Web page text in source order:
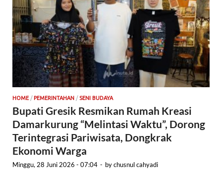
HOME / PEMERINTAHAN / SENI BUDAYA
Bupati Gresik Resmikan Rumah Kreasi
Damarkurung “Melintasi Waktu”, Dorong
Terintegrasi Pariwisata, Dongkrak
Ekonomi Warga
Minggu, 28 Juni 2026 - 07:04 - bychusnul cahyadi